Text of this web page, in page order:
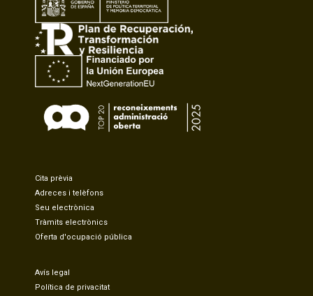
Cita prèvia
Adreces i telèfons
Seu electrònica
Tràmits electrònics
Oferta d'ocupació pública
Avís legal
Política de privacitat